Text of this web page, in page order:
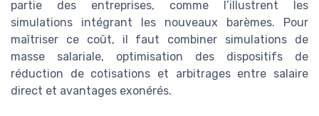
partie des entreprises, comme l’illustrent les
simulations intégrant les nouveaux barèmes. Pour
maîtriser ce coût, il faut combiner simulations de
masse salariale, optimisation des dispositifs de
réduction de cotisations et arbitrages entre salaire
direct et avantages exonérés.